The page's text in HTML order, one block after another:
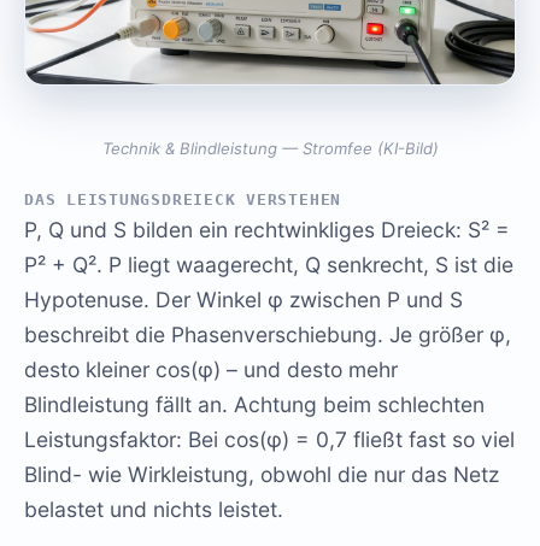
Technik & Blindleistung — Stromfee (KI-Bild)
DAS LEISTUNGSDREIECK VERSTEHEN
P, Q und S bilden ein rechtwinkliges Dreieck: S² =
P² + Q². P liegt waagerecht, Q senkrecht, S ist die
Hypotenuse. Der Winkel φ zwischen P und S
beschreibt die Phasenverschiebung. Je größer φ,
desto kleiner cos(φ) – und desto mehr
Blindleistung fällt an. Achtung beim schlechten
Leistungsfaktor: Bei cos(φ) = 0,7 fließt fast so viel
Blind- wie Wirkleistung, obwohl die nur das Netz
belastet und nichts leistet.